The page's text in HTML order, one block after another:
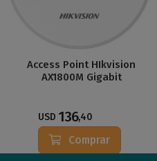
Access Point HIkvision
AX1800M Gigabit
USD 136,40
Comprar